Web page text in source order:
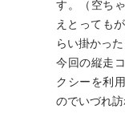
す。（空ち
えとっても
らい掛かった
今回の縦走
クシーを利
のでいづれ訪